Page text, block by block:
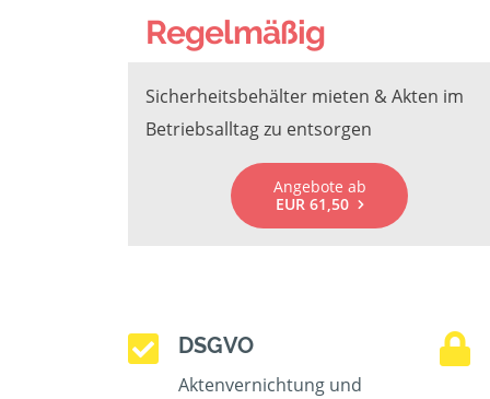
Regelmäßig
Sicherheitsbehälter mieten & Akten im
Betriebsalltag zu entsorgen
Angebote ab
EUR 61,50
DSGVO
Aktenvernichtung und